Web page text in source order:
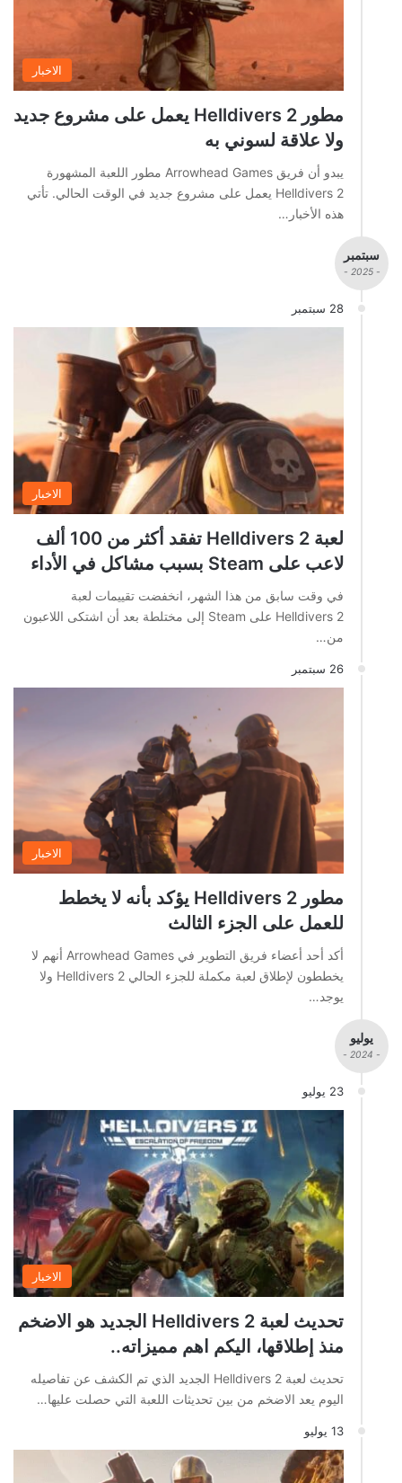
الاخبار
مطور Helldivers 2 يعمل على مشروع جديد
ولا علاقة لسوني به
يبدو أن فريق Arrowhead Games مطور اللعبة المشهورة
Helldivers 2 يعمل على مشروع جديد في الوقت الحالي. تأتي
هذه الأخبار…
سبتمبر
- 2025 -
28 سبتمبر
الاخبار
لعبة Helldivers 2 تفقد أكثر من 100 ألف
لاعب على Steam بسبب مشاكل في الأداء
في وقت سابق من هذا الشهر، انخفضت تقييمات لعبة
Helldivers 2 على Steam إلى مختلطة بعد أن اشتكى اللاعبون
من…
26 سبتمبر
الاخبار
مطور Helldivers 2 يؤكد بأنه لا يخطط
للعمل على الجزء الثالث
أكد أحد أعضاء فريق التطوير في Arrowhead Games أنهم لا
يخططون لإطلاق لعبة مكملة للجزء الحالي Helldivers 2 ولا
يوجد…
يوليو
- 2024 -
23 يوليو
الاخبار
تحديث لعبة Helldivers 2 الجديد هو الاضخم
منذ إطلاقها، اليكم اهم مميزاته..
تحديث لعبة Helldivers 2 الجديد الذي تم الكشف عن تفاصيله
اليوم يعد الاضخم من بين تحديثات اللعبة التي حصلت عليها…
13 يوليو